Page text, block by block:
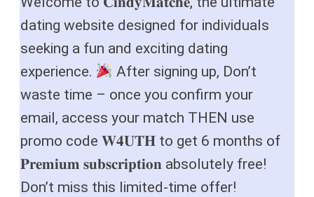
dating website designed for individuals
seeking a fun and exciting dating
experience.
After signing up, Don’t
waste time – once you confirm your
email, access your match THEN use
promo code 𝐖𝟒𝐔𝐓𝐇 to get 6 months of
𝐏𝐫𝐞𝐦𝐢𝐮𝐦 𝐬𝐮𝐛𝐬𝐜𝐫𝐢𝐩𝐭𝐢𝐨𝐧 absolutely free!
Don’t miss this limited-time offer!